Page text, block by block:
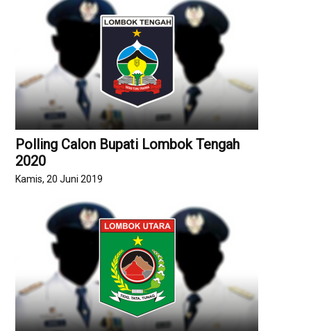
Kirim
Polling Calon Bupati Lombok Tengah
2020
Kamis, 20 Juni 2019